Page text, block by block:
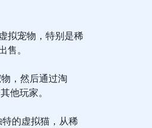
拟宠物，特别是稀
。
，然后通过淘
他玩家。
的虚拟猫，从稀